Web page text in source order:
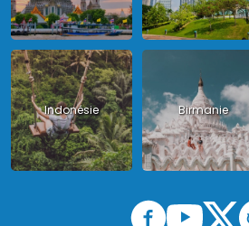
Indonésie Birmanie